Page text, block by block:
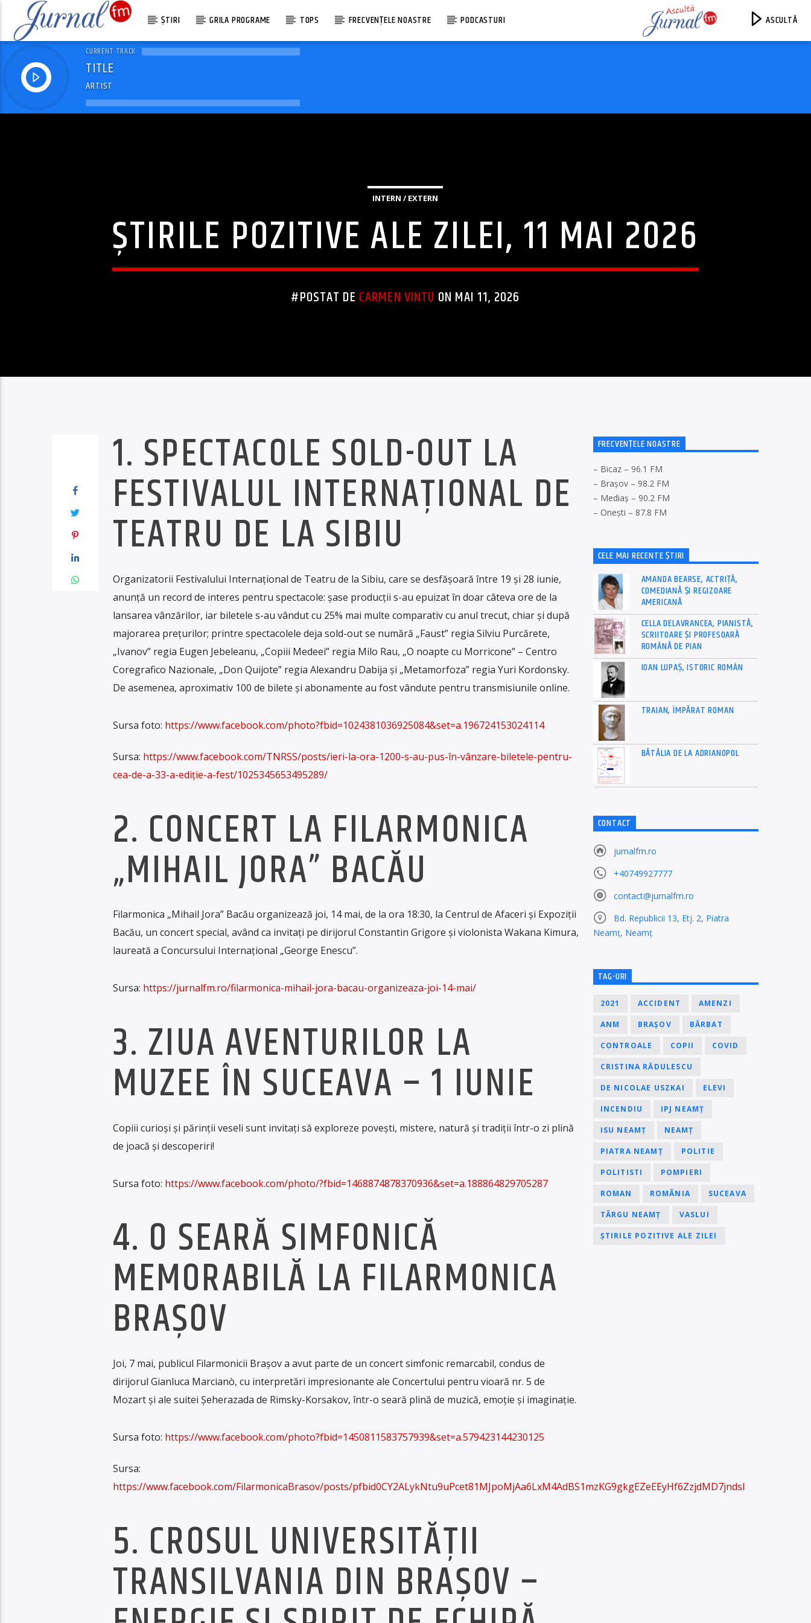
ȘTIRI GRILA PROGRAME TOPS FRECVENȚELE NOASTRE PODCASTURI ASCULTĂ
CURRENT TRACK
TITLE
ARTIST
INTERN / EXTERN
ȘTIRILE POZITIVE ALE ZILEI, 11 MAI 2026
#POSTAT DE CARMEN VINTU ON MAI 11, 2026
1. SPECTACOLE SOLD-OUT LA
FESTIVALUL INTERNAȚIONAL DE
TEATRU DE LA SIBIU
Organizatorii Festivalului Internațional de Teatru de la Sibiu, care se desfășoară între 19 și 28 iunie,
anunță un record de interes pentru spectacole: șase producții s-au epuizat în doar câteva ore de la
lansarea vânzărilor, iar biletele s-au vândut cu 25% mai multe comparativ cu anul trecut, chiar și după
majorarea prețurilor; printre spectacolele deja sold-out se numără „Faust” regia Silviu Purcărete,
„Ivanov” regia Eugen Jebeleanu, „Copiii Medeei” regia Milo Rau, „O noapte cu Morricone” – Centro
Coregrafico Nazionale, „Don Quijote” regia Alexandru Dabija și „Metamorfoza” regia Yuri Kordonsky.
De asemenea, aproximativ 100 de bilete și abonamente au fost vândute pentru transmisiunile online.
Sursa foto: https://www.facebook.com/photo?fbid=1024381036925084&set=a.196724153024114
Sursa: https://www.facebook.com/TNRSS/posts/ieri-la-ora-1200-s-au-pus-în-vânzare-biletele-pentru-
cea-de-a-33-a-ediție-a-fest/1025345653495289/
2. CONCERT LA FILARMONICA
„MIHAIL JORA” BACĂU
Filarmonica „Mihail Jora” Bacău organizează joi, 14 mai, de la ora 18:30, la Centrul de Afaceri și Expoziții
Bacău, un concert special, având ca invitați pe dirijorul Constantin Grigore și violonista Wakana Kimura,
laureată a Concursului Internațional „George Enescu”.
Sursa: https://jurnalfm.ro/filarmonica-mihail-jora-bacau-organizeaza-joi-14-mai/
3. ZIUA AVENTURILOR LA
MUZEE ÎN SUCEAVA – 1 IUNIE
Copiii curioși și părinții veseli sunt invitați să exploreze povești, mistere, natură și tradiții într-o zi plină
de joacă și descoperiri!
Sursa foto: https://www.facebook.com/photo/?fbid=1468874878370936&set=a.188864829705287
4. O SEARĂ SIMFONICĂ
MEMORABILĂ LA FILARMONICA
BRAȘOV
Joi, 7 mai, publicul Filarmonicii Brașov a avut parte de un concert simfonic remarcabil, condus de
dirijorul Gianluca Marcianò, cu interpretări impresionante ale Concertului pentru vioară nr. 5 de
Mozart și ale suitei Șeherazada de Rimsky-Korsakov, într-o seară plină de muzică, emoție și imaginație.
Sursa foto: https://www.facebook.com/photo?fbid=1450811583757939&set=a.579423144230125
Sursa:
https://www.facebook.com/FilarmonicaBrasov/posts/pfbid0CY2ALykNtu9uPcet81MJpoMjAa6LxM4AdBS1mzKG9gkgEZeEEyHf6ZzjdMD7jndsl
5. CROSUL UNIVERSITĂȚII
TRANSILVANIA DIN BRAȘOV –
FRECVENȚELE NOASTRE
– Bicaz – 96.1 FM
– Brașov – 98.2 FM
– Mediaș – 90.2 FM
– Onești – 87.8 FM
CELE MAI RECENTE ȘTIRI
AMANDA BEARSE, ACTRIȚĂ,
COMEDIANĂ ȘI REGIZOARE
AMERICANĂ
CELLA DELAVRANCEA, PIANISTĂ,
SCRIITOARE ȘI PROFESOARĂ
ROMÂNĂ DE PIAN
IOAN LUPAȘ, ISTORIC ROMÂN
TRAIAN, ÎMPĂRAT ROMAN
BĂTĂLIA DE LA ADRIANOPOL
CONTACT
jurnalfm.ro
+40749927777
contact@jurnalfm.ro
Bd. Republicii 13, Etj. 2, Piatra
Neamț, Neamț
TAG-URI
2021 ACCIDENT AMENZI
ANM BRAȘOV BĂRBAT
CONTROALE COPII COVID
CRISTINA RĂDULESCU
DE NICOLAE USZKAI ELEVI
INCENDIU IPJ NEAMȚ
ISU NEAMȚ NEAMȚ
PIATRA NEAMȚ POLITIE
POLITISTI POMPIERI
ROMAN ROMÂNIA SUCEAVA
TÂRGU NEAMȚ VASLUI
ȘTIRILE POZITIVE ALE ZILEI